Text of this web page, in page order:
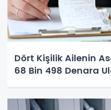
Dört Kişilik Ailenin
68 Bin 498 Denara